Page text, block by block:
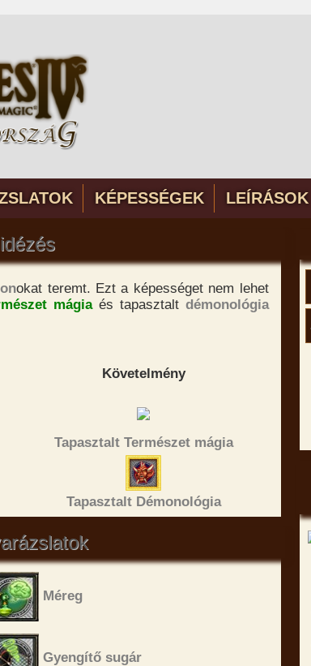
KÉPESSÉGEK LEÍRÁSOK
okat teremt. Ezt a képességet nem lehet
mágiaés tapasztalt démonológia
Követelmény
Tapasztalt Természet mágia
Tapasztalt Démonológia
Méreg
Gyengítő sugár